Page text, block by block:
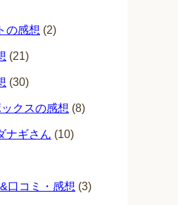
の感想 (2)
(21)
(30)
クスの感想 (8)
ナギさん (10)
口コミ・感想 (3)